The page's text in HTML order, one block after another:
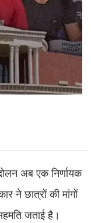
अब एक निर्णायक
ने छात्रों की मांगों
जताई है।